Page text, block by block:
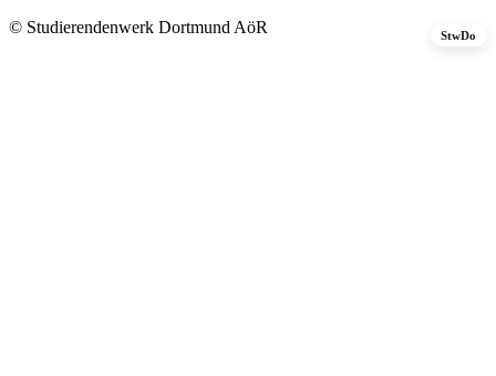
StwDo
© Studierendenwerk Dortmund AöR